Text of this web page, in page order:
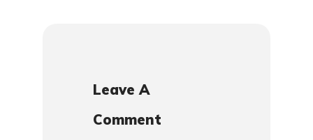
Leave A
Comment